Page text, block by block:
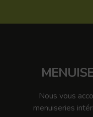
Nous vous
menuiseries